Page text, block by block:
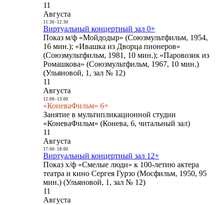
11
Августа
11:30- 12:30
Виртуальный концертный зал 0+
Показ м/ф «Мойдодыр» (Союзмультфильм, 1954,
16 мин.); «Ивашка из Дворца пионеров»
(Союзмультфильм, 1981, 10 мин.); «Паровозик из
Ромашкова» (Союзмультфильм, 1967, 10 мин.)
(Ульяновой, 1, зал № 12)
11
Августа
12:00- 13:00
«КоневаФильм» 6+
Занятие в мультипликационной студии
«КоневаФильм» (Конева, 6, читальный зал)
11
Августа
17:00- 18:00
Виртуальный концертный зал 12+
Показ х/ф «Смелые люди» к 100-летию актера
театра и кино Сергея Гурзо (Мосфильм, 1950, 95
мин.) (Ульяновой, 1, зал № 12)
11
Августа